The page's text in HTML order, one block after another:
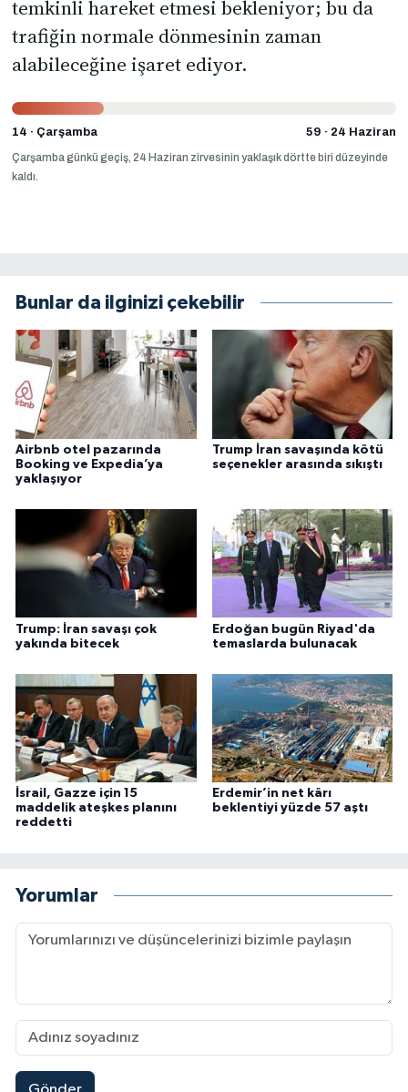
temkinli hareket etmesi bekleniyor; bu da
trafiğin normale dönmesinin zaman
alabileceğine işaret ediyor.
14 · Çarşamba
59 · 24 Haziran
Çarşamba günkü geçiş, 24 Haziran zirvesinin yaklaşık dörtte biri düzeyinde
kaldı.
Bunlar da ilginizi çekebilir
Airbnb otel pazarında
Booking ve Expedia’ya
yaklaşıyor
Trump İran savaşında kötü
seçenekler arasında sıkıştı
Trump: İran savaşı çok
yakında bitecek
Erdoğan bugün Riyad'da
temaslarda bulunacak
İsrail, Gazze için 15
maddelik ateşkes planını
reddetti
Erdemir’in net kârı
beklentiyi yüzde 57 aştı
Yorumlar